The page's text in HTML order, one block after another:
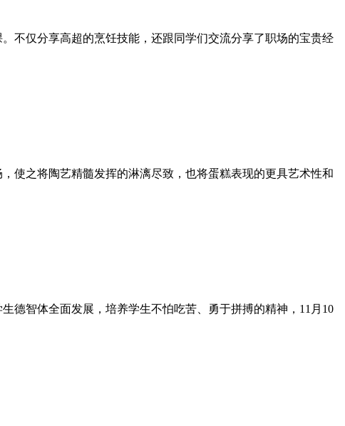
不仅分享高超的烹饪技能，还跟同学们交流分享了职场的宝贵经
使之将陶艺精髓发挥的淋漓尽致，也将蛋糕表现的更具艺术性和
德智体全面发展，培养学生不怕吃苦、勇于拼搏的精神，11月10